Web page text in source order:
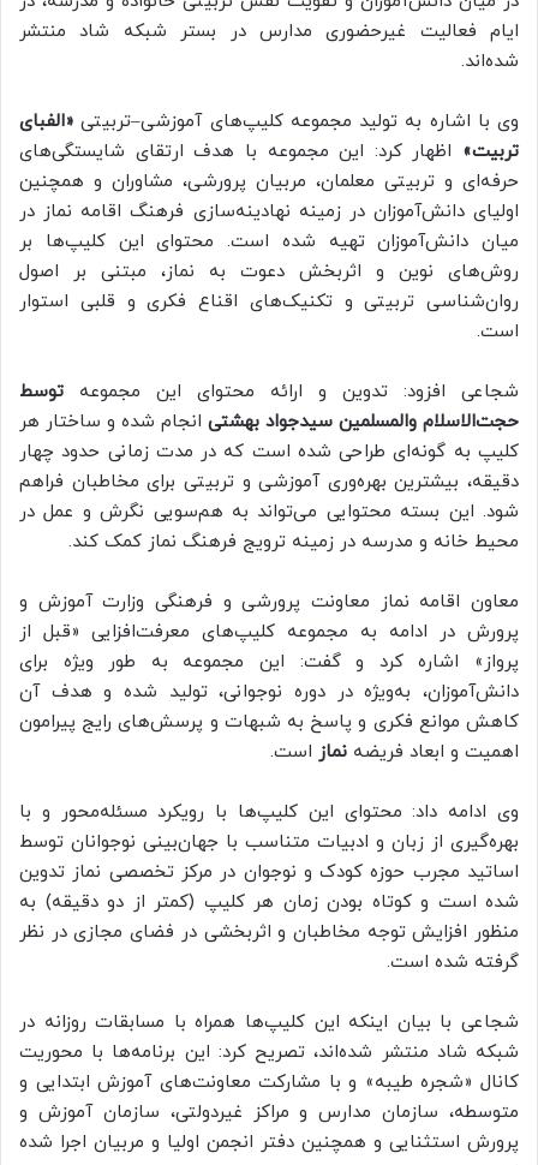
ایام فعالیت غیرحضوری مدارس در بستر شبکه شاد منتشر
شده‌اند.
وی با اشاره به تولید مجموعه کلیپ‌های آموزشی–تربیتی «الفبای
تربیت» اظهار کرد: این مجموعه با هدف ارتقای شایستگی‌های
حرفه‌ای و تربیتی معلمان، مربیان پرورشی، مشاوران و همچنین
اولیای دانش‌آموزان در زمینه نهادینه‌سازی فرهنگ اقامه نماز در
میان دانش‌آموزان تهیه شده است. محتوای این کلیپ‌ها بر
روش‌های نوین و اثربخش دعوت به نماز، مبتنی بر اصول
روان‌شناسی تربیتی و تکنیک‌های اقناع فکری و قلبی استوار
است.
شجاعی افزود: تدوین و ارائه محتوای این مجموعه توسط
حجت‌الاسلام والمسلمین سیدجواد بهشتی انجام شده و ساختار هر
کلیپ به گونه‌ای طراحی شده است که در مدت زمانی حدود چهار
دقیقه، بیشترین بهره‌وری آموزشی و تربیتی برای مخاطبان فراهم
شود. این بسته محتوایی می‌تواند به هم‌سویی نگرش و عمل در
محیط خانه و مدرسه در زمینه ترویج فرهنگ نماز کمک کند.
معاون اقامه نماز معاونت پرورشی و فرهنگی وزارت آموزش و
پرورش در ادامه به مجموعه کلیپ‌های معرفت‌افزایی «قبل از
پرواز» اشاره کرد و گفت: این مجموعه به طور ویژه برای
دانش‌آموزان، به‌ویژه در دوره نوجوانی، تولید شده و هدف آن
کاهش موانع فکری و پاسخ به شبهات و پرسش‌های رایج پیرامون
اهمیت و ابعاد فریضه نماز است.
وی ادامه داد: محتوای این کلیپ‌ها با رویکرد مسئله‌محور و با
بهره‌گیری از زبان و ادبیات متناسب با جهان‌بینی نوجوانان توسط
اساتید مجرب حوزه کودک و نوجوان در مرکز تخصصی نماز تدوین
شده است و کوتاه بودن زمان هر کلیپ (کمتر از دو دقیقه) به
منظور افزایش توجه مخاطبان و اثربخشی در فضای مجازی در نظر
گرفته شده است.
شجاعی با بیان اینکه این کلیپ‌ها همراه با مسابقات روزانه در
شبکه شاد منتشر شده‌اند، تصریح کرد: این برنامه‌ها با محوریت
کانال «شجره طیبه» و با مشارکت معاونت‌های آموزش ابتدایی و
متوسطه، سازمان مدارس و مراکز غیردولتی، سازمان آموزش و
پرورش استثنایی و همچنین دفتر انجمن اولیا و مربیان اجرا شده